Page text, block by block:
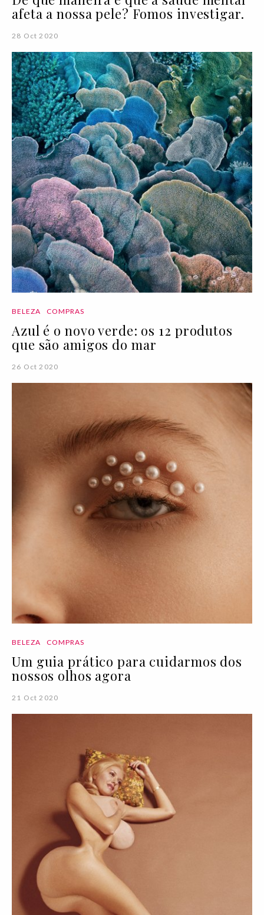
afeta a nossa pele? Fomos investigar.
28 Oct 2020
BELEZA COMPRAS
Azul é o novo verde: os 12 produtos
que são amigos do mar
26 Oct 2020
BELEZA COMPRAS
Um guia prático para cuidarmos dos
nossos olhos agora
21 Oct 2020